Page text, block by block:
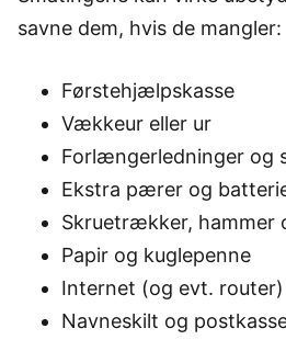
savne dem, hvis de mangler:
Førstehjælpskasse
Vækkeur eller ur
Forlængerledninger og
Ekstra pærer og
Skruetrækker, hammer
Papir og kuglepenne
Internet (og evt. router)
Navneskilt og